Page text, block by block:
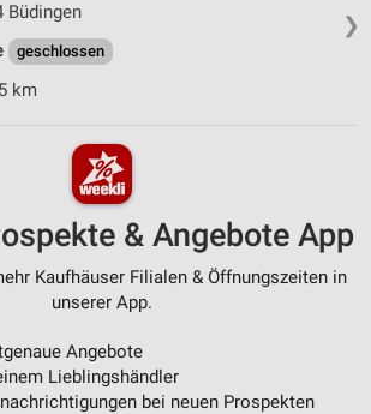
❯
Büdingen
geschlossen
km
& Angebote App
Kaufhäuser Filialen & Öffnungszeiten in
unserer App.
Angebote
Lieblingshändler
bei neuen Prospekten